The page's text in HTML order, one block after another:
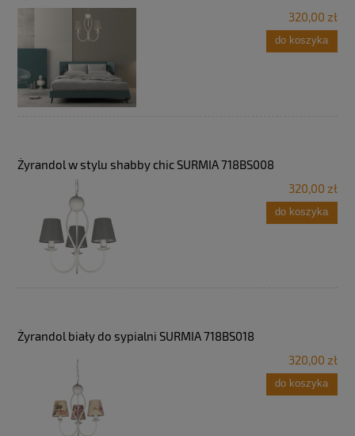
320,00 zł
do koszyka
Żyrandol w stylu shabby chic SURMIA 718BS008
320,00 zł
do koszyka
Żyrandol biały do sypialni SURMIA 718BS018
320,00 zł
do koszyka